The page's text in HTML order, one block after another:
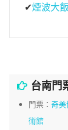
✔煙波大
台南門
門票： 奇
術館